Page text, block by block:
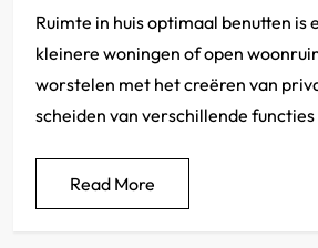
Ruimte in huis optimaal benutten is
kleinere woningen of open
worstelen met het creëren van
scheiden van verschillende
Read More